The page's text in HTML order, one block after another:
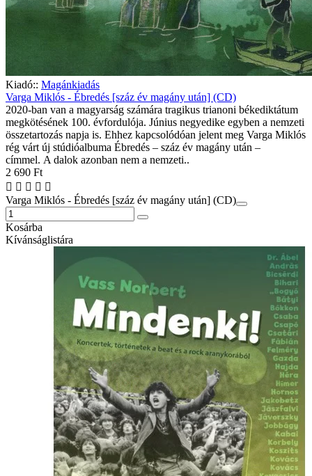
Kiadó:: Magánkiadás
Varga Miklós - Ébredés [száz év magány után] (CD)
2020-ban van a magyarság számára tragikus trianoni békediktátum
megkötésének 100. évfordulója. Június negyedike egyben a nemzeti
összetartozás napja is. Ehhez kapcsolódóan jelent meg Varga Miklós
rég várt új stúdióalbuma Ébredés – száz év magány után –
címmel. A dalok azonban nem a nemzeti..
2 690 Ft
Varga Miklós - Ébredés [száz év magány után] (CD)
Kosárba
Kívánságlistára